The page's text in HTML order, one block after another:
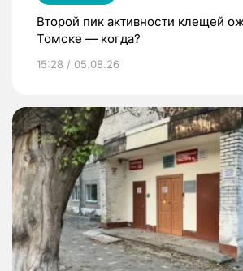
Второй пик активности клещей
Томске — когда?
15:28 / 05.08.26